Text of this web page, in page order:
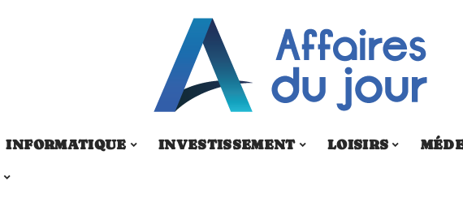
INFORMATIQUE INVESTISSEMENT LOISIRS